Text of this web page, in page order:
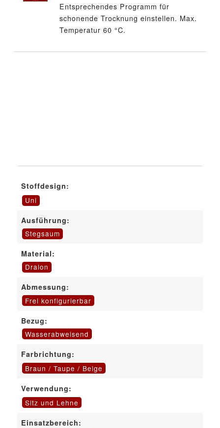
Entsprechendes Programm für
schonende Trocknung einstellen. Max.
Temperatur 60 °C.
Stoffdesign:
Uni
Ausführung:
Stegsaum
Material:
Dralon
Abmessung:
Frei konfigurierbar
Bezug:
Wasserabweisend
Farbrichtung:
Braun / Taupe / Beige
Verwendung:
Sitz und Lehne
Einsatzbereich: